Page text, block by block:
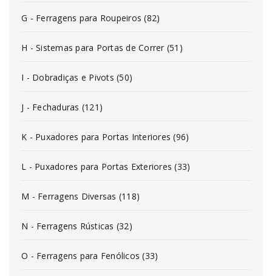
G - Ferragens para Roupeiros (82)
H - Sistemas para Portas de Correr (51)
I - Dobradiças e Pivots (50)
J - Fechaduras (121)
K - Puxadores para Portas Interiores (96)
L - Puxadores para Portas Exteriores (33)
M - Ferragens Diversas (118)
N - Ferragens Rústicas (32)
O - Ferragens para Fenólicos (33)